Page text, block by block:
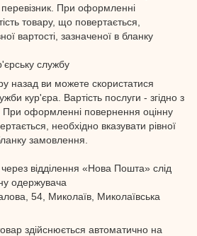
При оформленні
товару, що повертається,
вартості, зазначеної в бланку
службу
назад ви можете скористатися
кур'єра. Вартість послуги - згідно з
оформленні повернення оцінну
необхідно вказувати рівної
замовлення.
відділення «Нова Пошта» слід
одержувача
54, Миколаїв, Миколаївська
здійснюється автоматично на